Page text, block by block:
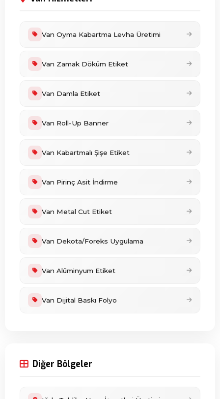
Van Oyma Kabartma Levha Üretimi
Van Zamak Döküm Etiket
Van Damla Etiket
Van Roll-Up Banner
Van Kabartmalı Şişe Etiket
Van Pirinç Asit İndirme
Van Metal Cut Etiket
Van Dekota/Foreks Uygulama
Van Alüminyum Etiket
Van Dijital Baskı Folyo
Diğer Bölgeler